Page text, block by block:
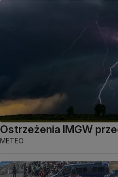
Ostrzeżenia IMGW
METEO